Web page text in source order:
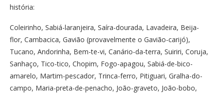
história:
Coleirinho, Sabiá-laranjeira, Saíra-dourada, Lavadeira, Beija-
flor, Cambacica, Gavião (provavelmente o Gavião-carijó),
Tucano, Andorinha, Bem-te-vi, Canário-da-terra, Suiriri, Coruja,
Sanhaço, Tico-tico, Chopim, Fogo-apagou, Sabiá-de-bico-
amarelo, Martim-pescador, Trinca-ferro, Pitiguari, Gralha-do-
campo, Maria-preta-de-penacho, João-graveto, João-bobo,